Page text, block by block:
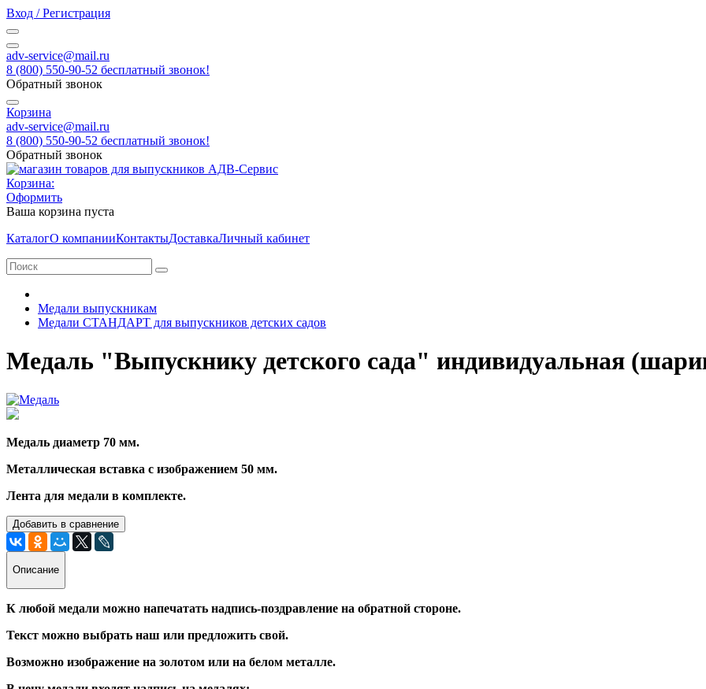
Вход / Регистрация
adv-service@mail.ru
8 (800) 550-90-52 бесплатный звонок!
Обратный звонок
Корзина
adv-service@mail.ru
8 (800) 550-90-52 бесплатный звонок!
Обратный звонок
Корзина:
Оформить
Ваша корзина пуста
КаталогО компанииКонтактыДоставкаЛичный кабинет
Медали выпускникам
Медали СТАНДАРТ для выпускников детских садов
Медаль "Выпускнику детского сада" индивидуальная
Медаль диаметр 70 мм.
Металлическая вставка с изображением 50 мм.
Лента для медали в комплекте.
Добавить в сравнение
Описание
К любой медали можно напечатать надпись-поздравление на обратной стороне.
Текст можно выбрать наш или предложить свой.
Возможно изображение на золотом или на белом металле.